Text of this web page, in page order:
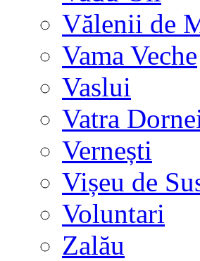
Vălenii de
Vama Veche
Vaslui
Vatra
Vernești
Vișeu de
Voluntari
Zalău